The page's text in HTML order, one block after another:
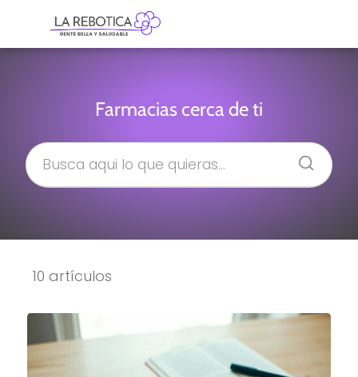
Farmacias cerca de ti
10 artículos